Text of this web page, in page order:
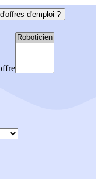
d'emploi ?